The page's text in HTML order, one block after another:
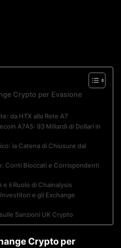
Crypto per Evasione
da HTX alla Rete A7
A7A5: 93 Miliardi di Dollari in
la Catena di Chiusure dal
Conti Bloccati e Corrispondenti
e il Ruolo di Chainalysis
e gli Exchange
Sanzioni UK Crypto
Crypto per